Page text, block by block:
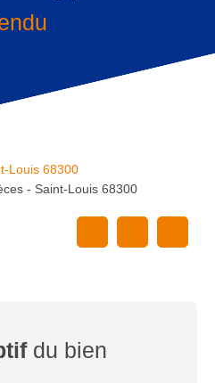
Louis 68300
- Saint-Louis 68300
du bien